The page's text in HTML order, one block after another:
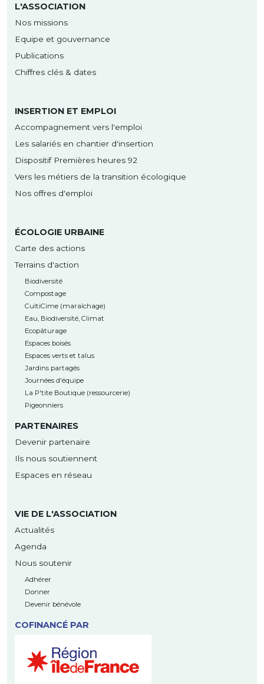
L'ASSOCIATION
Nos missions
Equipe et gouvernance
Publications
Chiffres clés & dates
INSERTION ET EMPLOI
Accompagnement vers l'emploi
Les salariés en chantier d'insertion
Dispositif Premières heures 92
Vers les métiers de la transition écologique
Nos offres d'emploi
ÉCOLOGIE URBAINE
Carte des actions
Terrains d'action
Biodiversité
Compostage
CultiCime (maraîchage)
Eau, Biodiversité, Climat
Ecopâturage
Espaces boisés
Espaces verts et talus
Jardins partagés
Journées d'équipe
La P'tite Boutique (ressourcerie)
Pigeonniers
PARTENAIRES
Devenir partenaire
Ils nous soutiennent
Espaces en réseau
VIE DE L'ASSOCIATION
Actualités
Agenda
Nous soutenir
Adhérer
Donner
Devenir bénévole
COFINANCÉ PAR